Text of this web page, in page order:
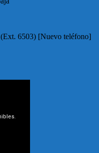
6503) [Nuevo teléfono]